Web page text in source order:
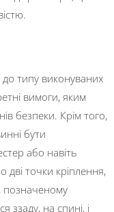
типу виконуваних
вимоги, яким
безпеки. Крім того,
бути
або навіть
точки кріплення,
позначеному
ззаду, на спині, і